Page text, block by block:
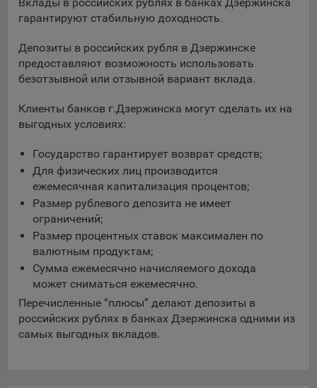
используется для обеспечения корректной работы сайта.
данной цели:
Сервис хранения информации, предоставляемый
технолоджи», 220069 г. Минск, пр-т Дзержинского, д.3Б,
пом.44.
Рекламные Cookie
Отключение рекламных cookie-файлы не позволит
принимать меры по совершенствованию работы
Сайта, исходя из предпочтений пользователя, а также
осуществлять подбор рекламы, иных рекламных
материалов по наиболее актуальному, подходящему
назначению для каждого конкретного пользователя.
Компании, которым мы поручаем обработку данных для
данной цели:
Яндекса рекламная сеть (Yandex Mobile Ads, ADFOX) -
сервис показа контекстной рекламы. Адрес: Yandex
гарантируют стабильную доходность.
Депозиты в российских рубля в Дзержинске
предоставляют возможность использовать
безотзывной или отзывной вариант вклада.
Клиенты банков г.Дзержинска могут сделать их на
выгодных условиях:
Государство гарантирует возврат средств;
Для физических лиц производится
ежемесячная капитализация процентов;
Размер рублевого депозита не имеет
ограничений;
Размер процентных ставок максимален по
валютным продуктам;
Сумма ежемесячно начисляемого дохода
может сниматься ежемесячно.
Перечисленные “плюсы” делают депозиты в
российских рублях в банках Дзержинска одними из
самых выгодных вкладов.